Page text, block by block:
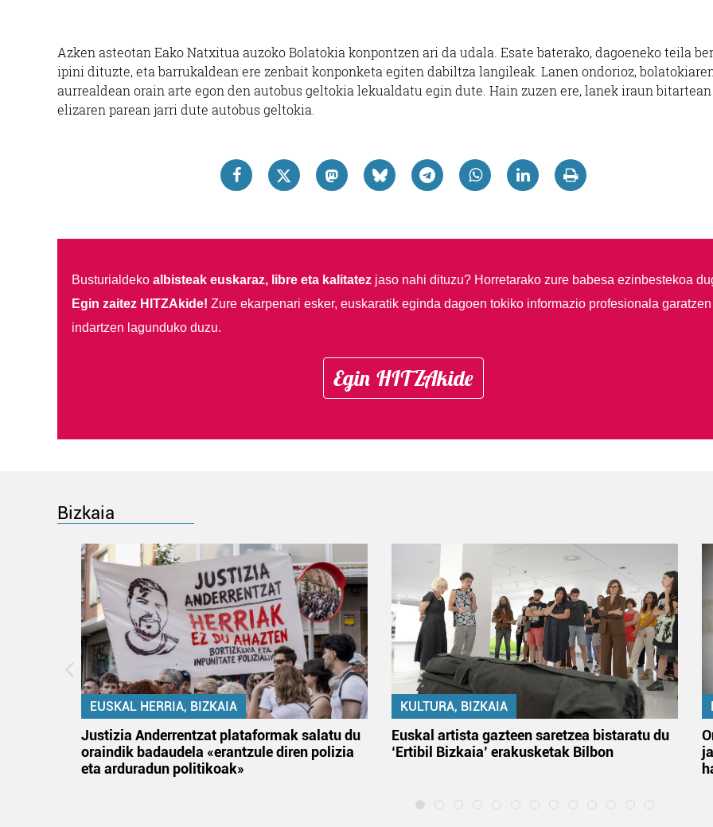
Azken asteotan Eako Natxitua auzoko Bolatokia konpontzen ari da udala. Esate baterako, dagoeneko teila
ipini dituzte, eta barrukaldean ere zenbait konponketa egiten dabiltza langileak. Lanen ondorioz,
aurrealdean orain arte egon den autobus geltokia lekualdatu egin dute. Hain zuzen ere, lanek iraun bitartean
elizaren parean jarri dute autobus geltokia.
Busturialdeko albisteak euskaraz, libre eta kalitatezjaso nahi dituzu? Horretarako zure babesa ezinbestekoa
Egin zaitez HITZAkide! Zure ekarpenari esker, euskaratik eginda dagoen tokiko informazio profesionala garatzen
indartzen lagunduko duzu.
Egin HITZAkide
Bizkaia
EUSKAL HERRIA, BIZKAIA
Justizia Anderrentzat plataformak salatu du
oraindik badaudela «erantzule diren polizia
eta arduradun politikoak»
KULTURA, BIZKAIA
Euskal artista gazteen saretzea bistaratu du
‘Ertibil Bizkaia’ erakusketak Bilbon